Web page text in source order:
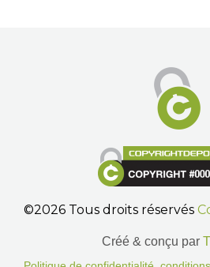
©2026 Tous droits réservés
Créé & conçu par